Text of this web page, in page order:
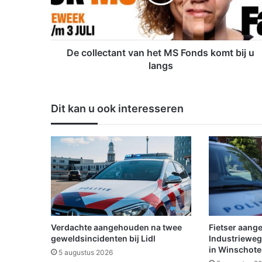
l
e
c
t
n
h
e
M
S
F
o
n
d
s
k
De collectant van het MS Fonds komt bij u
langs
Dit kan u ook interesseren
Verdachte aangehouden na twee
geweldsincidenten bij Lidl
5 augustus 2026
Fietser
in